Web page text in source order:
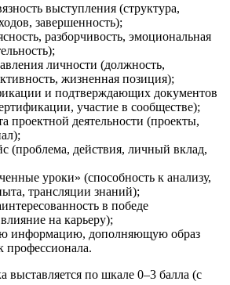
выступления (структура,
завершенность);
разборчивость, эмоциональная
личности (должность,
жизненная позиция);
и подтверждающих документов
участие в сообществе);
проектной деятельности (проекты,
(проблема, действия, личный вклад,
уроки» (способность к анализу,
трансляции знаний);
в победе
на карьеру);
информацию, дополняющую образ
профессионала.
выставляется по шкале 0–3 балла (с